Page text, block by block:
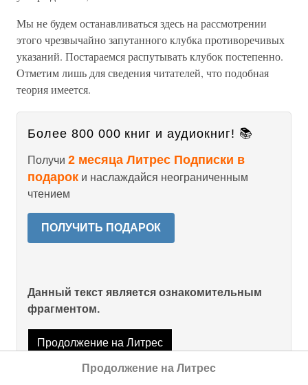
Мы не будем останавливаться здесь на рассмотрении
этого чрезвычайно запутанного клубка противоречивых
указаний. Постараемся распутывать клубок постепенно.
Отметим лишь для сведения читателей, что подобная
теория имеется.
Более 800 000 книг и аудиокниг! 📚
Получи 2 месяца Литрес Подписки в
подарок и наслаждайся неограниченным
чтением
ПОЛУЧИТЬ ПОДАРОК
Данный текст является ознакомительным
фрагментом.
Продолжение на Литрес
Продолжение на Литрес